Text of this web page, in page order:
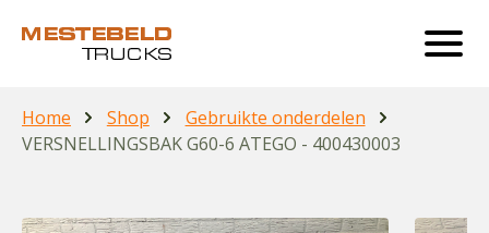
Home Shop
Gebruikte onderdelen
VERSNELLINGSBAK G60-6 ATEGO - 400430003